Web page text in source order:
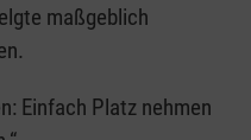
maßgeblich
Einfach Platz nehmen